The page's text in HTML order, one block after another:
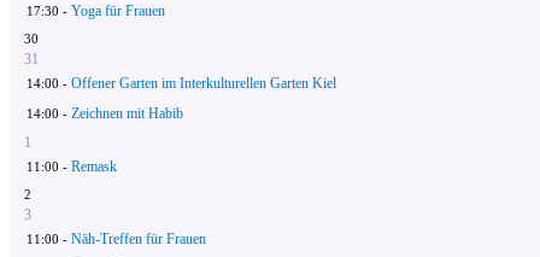
17:30 - Yoga für Frauen
30
31
14:00 - Offener Garten im Interkulturellen Garten Kiel
14:00 - Zeichnen mit Habib
1
11:00 - Remask
2
3
11:00 - Näh-Treffen für Frauen